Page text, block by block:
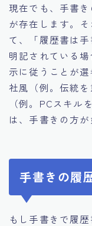
現在でも、手書
が存在します。
て、「履歴書は
明記されている
示に従うことが
社風（例。伝統
（例。PCスキル
は、手書きの方
手書きの履
もし手書きで履